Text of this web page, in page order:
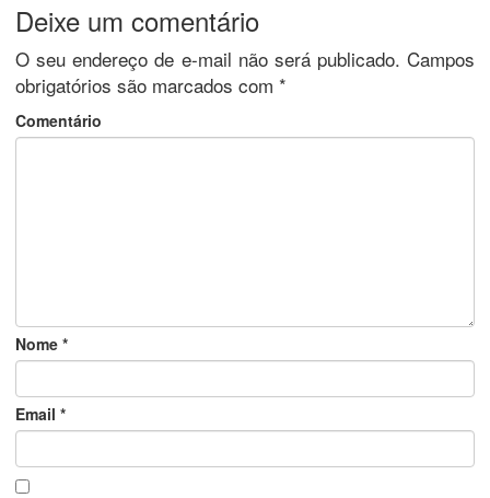
Deixe um comentário
O seu endereço de e-mail não será publicado. Campos
obrigatórios são marcados com *
Comentário
Nome *
Email *